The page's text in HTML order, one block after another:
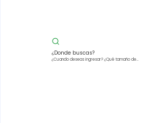
¿Donde buscas?
¿Cuando deseas ingresar?¿Qué tamaño de